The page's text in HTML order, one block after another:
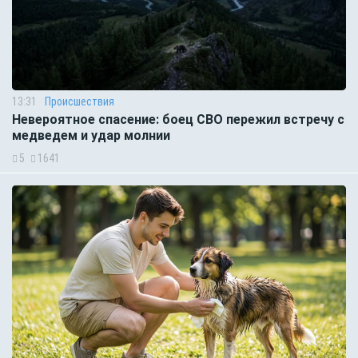
13:31 Происшествия
Невероятное спасение: боец СВО пережил встречу с
медведем и удар молнии
5 1641